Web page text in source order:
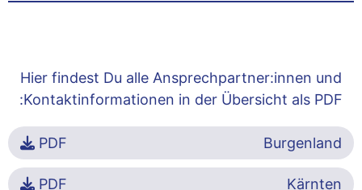
Hier findest Du alle Ansprechpartner:innen und
Kontaktinformationen in der Übersicht als PDF:
Burgenland
PDF
Kärnten
PDF